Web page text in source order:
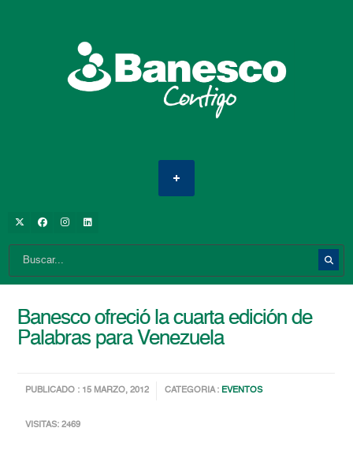
Banesco ofreció la cuarta edición de
Palabras para Venezuela
PUBLICADO : 15 MARZO, 2012 CATEGORIA : EVENTOS
VISITAS: 2469